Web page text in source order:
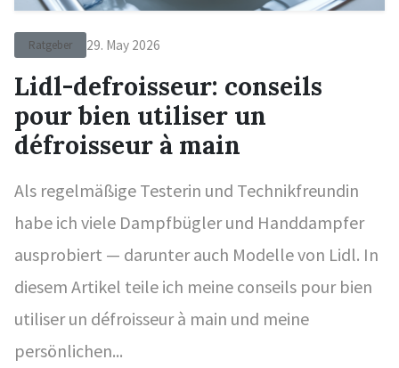
Ratgeber 29. May 2026
Lidl-defroisseur: conseils
pour bien utiliser un
défroisseur à main
Als regelmäßige Testerin und Technikfreundin
habe ich viele Dampfbügler und Handdampfer
ausprobiert — darunter auch Modelle von Lidl. In
diesem Artikel teile ich meine conseils pour bien
utiliser un défroisseur à main und meine
persönlichen...